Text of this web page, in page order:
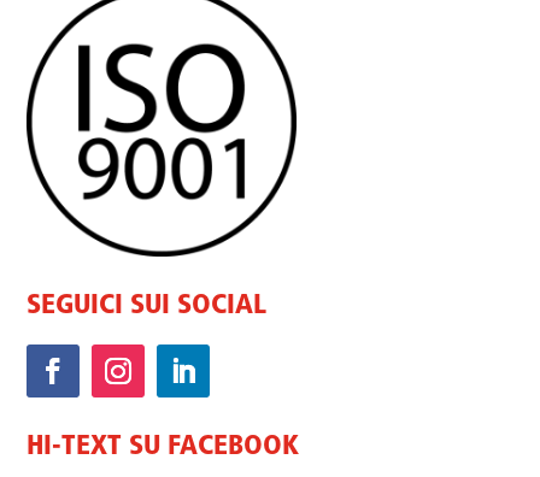
SEGUICI SUI SOCIAL
HI-TEXT SU FACEBOOK